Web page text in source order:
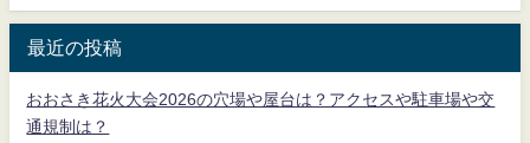
最近の投稿
おおさき花火大会2026の穴場や屋台は？アクセスや駐車場や交
通規制は？